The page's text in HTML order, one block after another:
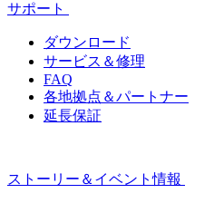
サポート
ダウンロード
サービス＆修理
FAQ
各地拠点＆パートナー
延長保証
ストーリー＆イベント情報